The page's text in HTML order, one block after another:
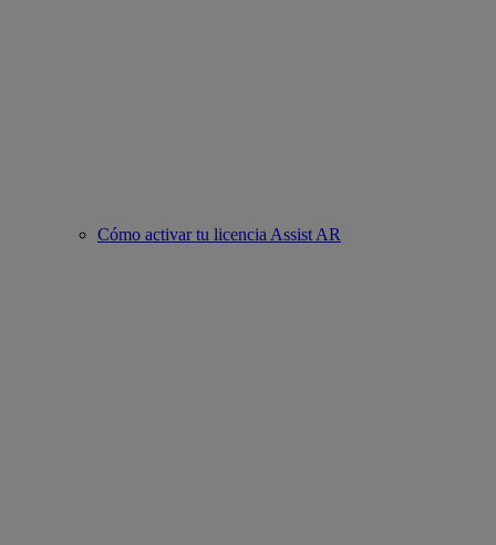
Cómo activar tu licencia Assist AR